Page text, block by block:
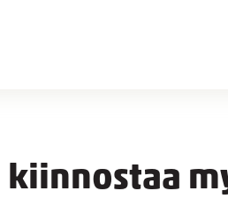
kiinnostaa